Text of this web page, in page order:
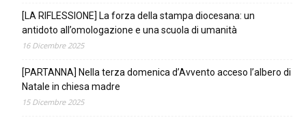
[LA RIFLESSIONE] La forza della stampa diocesana: un
antidoto all’omologazione e una scuola di umanità
16 Dicembre 2025
[PARTANNA] Nella terza domenica d’Avvento acceso l’albero di
Natale in chiesa madre
15 Dicembre 2025